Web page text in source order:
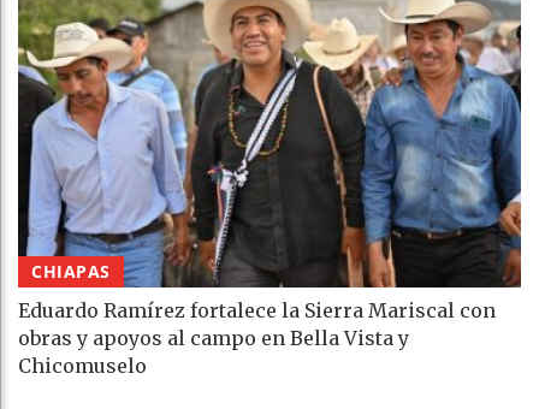
CHIAPAS
Eduardo Ramírez fortalece la Sierra Mariscal con
obras y apoyos al campo en Bella Vista y
Chicomuselo